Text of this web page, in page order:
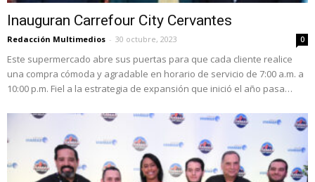
Inauguran Carrefour City Cervantes
Redacción Multimedios - 30 octubre, 2023 0
Este supermercado abre sus puertas para que cada cliente realice
una compra cómoda y agradable en horario de servicio de 7:00 a.m. a
10:00 p.m. Fiel a la estrategia de expansión que inició el año pasa…